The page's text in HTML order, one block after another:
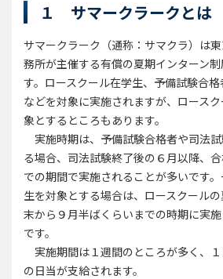
１ サマークラークとは
サマークラーク（通称：サマクラ）は
務所が主催する有償の夏期インターン
す。ロースクール在学生、予備試験合
などを対象に実施されますが、ロース
象とするところもあります。
実施時期は、予備試験合格者や司法
る場合、司法試験終了後の６月以降、
での期間で実施されることが多いです
生を対象とする場合は、ロースクール
末から９月半ばくらいまでの時期に実
です。
実施期間は１週間のところが多く、
の日当が支給されます。